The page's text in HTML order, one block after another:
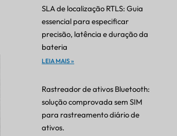
SLA de localização RTLS: Guia
essencial para especificar
precisão, latência e duração da
bateria
LEIA MAIS »
Rastreador de ativos Bluetooth:
solução comprovada sem SIM
para rastreamento diário de
ativos.